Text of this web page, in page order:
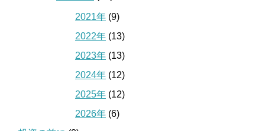
2021年 (9)
2022年 (13)
2023年 (13)
2024年 (12)
2025年 (12)
2026年 (6)